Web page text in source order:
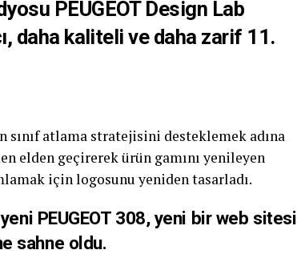
PEUGEOT Design Lab
daha kaliteli ve daha zarif 11.
sınıf atlama stratejisini desteklemek adına
elden geçirerek ürün gamını yenileyen
için logosunu yeniden tasarladı.
yeni PEUGEOT 308, yeni bir web sitesi
sahne oldu.